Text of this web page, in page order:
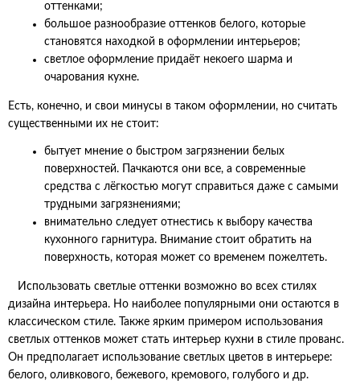
оттенками;
большое разнообразие оттенков белого, которые
становятся находкой в оформлении интерьеров;
светлое оформление придаёт некоего шарма и
очарования кухне.
Есть, конечно, и свои минусы в таком оформлении, но считать
существенными их не стоит:
бытует мнение о быстром загрязнении белых
поверхностей. Пачкаются они все, а современные
средства с лёгкостью могут справиться даже с самыми
трудными загрязнениями;
внимательно следует отнестись к выбору качества
кухонного гарнитура. Внимание стоит обратить на
поверхность, которая может со временем пожелтеть.
Использовать светлые оттенки возможно во всех стилях
дизайна интерьера. Но наиболее популярными они остаются в
классическом стиле. Также ярким примером использования
светлых оттенков может стать интерьер кухни в стиле прованс.
Он предполагает использование светлых цветов в интерьере:
белого, оливкового, бежевого, кремового, голубого и др.